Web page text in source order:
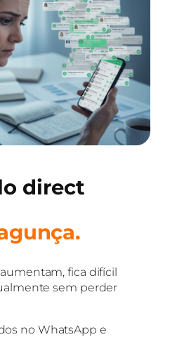
direct
fica difícil
sem perder
no WhatsApp e